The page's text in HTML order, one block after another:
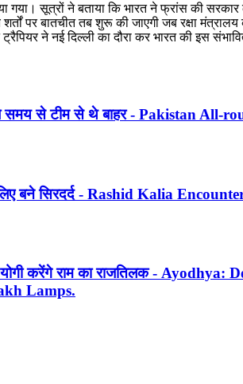
गया। सूत्रों ने बताया कि भारत ने फ्रांस की
पर बातचीत तब शुरू की जाएगी जब रक्षा
ने नई दिल्ली का दौरा कर भारत की इस
समय से टीम से थे बाहर - Pakistan All-
बने सिरदर्द - Rashid Kalia
करेंगे राम का राजतिलक - Ayodhya:
Lamps.